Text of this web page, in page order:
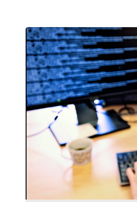
Histórica
Gastronomía
Escenarios
Sostenibilidad